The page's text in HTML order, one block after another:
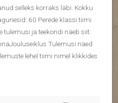
selleks korraks läbi. Kokku
60 Perede klassi tiimi
tulemusi ja teekondi näeb siit:
Tulemusi näed
lehel tiimi nimel klikkides